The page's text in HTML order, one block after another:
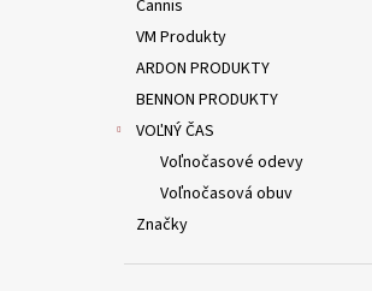
Cannis
VM Produkty
ARDON PRODUKTY
BENNON PRODUKTY
VOĽNÝ ČAS
Voľnočasové odevy
Voľnočasová obuv
Značky